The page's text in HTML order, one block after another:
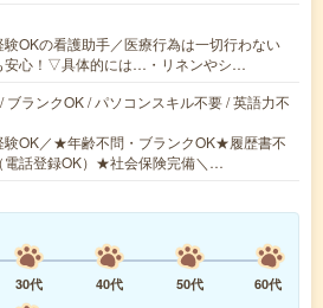
験OKの看護助手／医療行為は一切行わない
安心！▽具体的には…・リネンやシ…
ブランクOK / パソコンスキル不要 / 英語力不
験OK／★年齢不問・ブランクOK★履歴書不
電話登録OK）★社会保険完備＼…
30代 40代 50代
60代